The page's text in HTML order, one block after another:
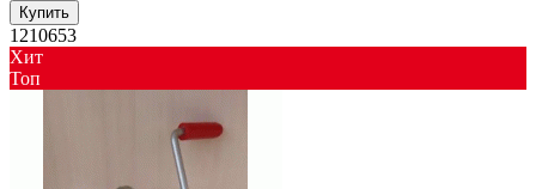
Купить
1210653
Хит
Toп